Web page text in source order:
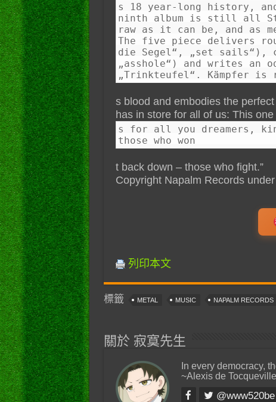
s 18 year-long history,
ninth album is still all
raw as it can be, and as
The five piece delivers
die Segel“, „set sails“),
„asshole“) and writes an
„Trinkteufel“. Kämpfer is
s blood and embodies the
has in store for all of us: This one
s for all you dreamers,
those who won
t back down – those who fight.”
Copyright Napalm Records
列印本文
標籤 METAL MUSIC NAPALM RECORDS
關於 寂寞先生
In every democracy,
~Alexis de Tocqueville
@www520be